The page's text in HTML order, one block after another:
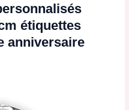
étiquettes
anniversaire